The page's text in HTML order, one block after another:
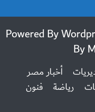
2014 Powered By
By
أخبار مصر
رياضة
فنون